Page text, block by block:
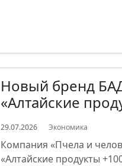
Новый бренд
«Алтайские
29.07.2026 Экономика
Компания «Пчела и
«Алтайские продукты